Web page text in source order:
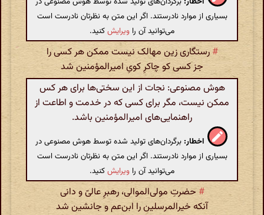
بسیاری از موارد نادرستند. اگر این متن به نظرتان نادرست است
می‌توانید آن را ویرایشکنید.
#رستگاری زین مهالک نیست ممکن هر کسی را
جز کسی کو چاکرِ کویِ امیرالمؤمنین شد
هوش مصنوعی: نجات از این سختی‌ها برای هر کس
ممکن نیست، مگر برای کسی که در خدمت و اطاعت از
راهنمایی‌های امیرالمؤمنین باشد.
اخطار: برگردان‌های تولید شده توسط هوش مصنوعی در
بسیاری از موارد نادرستند. اگر این متن به نظرتان نادرست است
می‌توانید آن را ویرایشکنید.
# حضرتِ مولی‌الموالی، رهبرِ عالیّ و دانی
آنکه خیرالمرسلین را ابن‌عم و جانشین شد